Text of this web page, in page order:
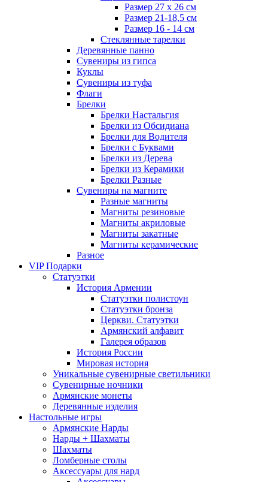
Размер 27 х 26 см
Размер 21-18,5 см
Размер 16 - 14 см
Стеклянные тарелки
Деревянные панно
Сувениры из гипса
Куклы
Сувениры из туфа
Флаги
Брелки
Брелки Настальгия
Брелки из Обсидиана
Брелки для Водителя
Брелки с Буквами
Брелки из Дерева
Брелки из Керамики
Брелки Разные
Сувениры на магните
Разные магниты
Магниты резиновые
Магниты акриловые
Магниты закатные
Магниты керамические
Разное
VIP Подарки
Статуэтки
История Армении
Статуэтки полистоун
Статуэтки бронза
Церкви. Статуэтки
Армянский алфавит
Галерея образов
История России
Мировая история
Уникальные сувенирные светильники
Сувенирные ночники
Армянские монеты
Деревянные изделия
Настольные игры
Армянские Нарды
Нарды + Шахматы
Шахматы
Ломберные столы
Аксессуары для нард